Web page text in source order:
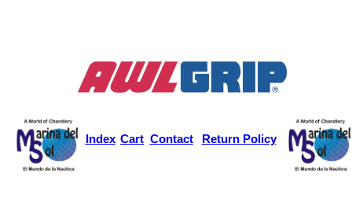
Index Cart Contact Return Policy